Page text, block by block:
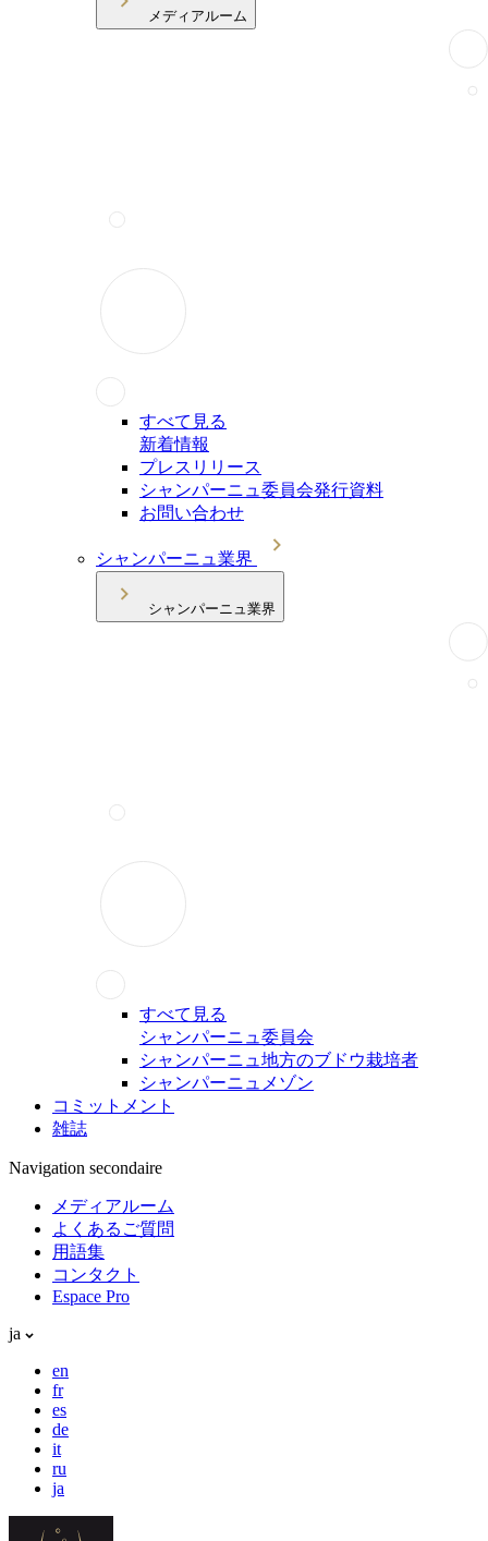
メディアルーム
すべて見る
新着情報
プレスリリース
シャンパーニュ委員会発行資料
お問い合わせ
シャンパーニュ業界
シャンパーニュ業界
すべて見る
シャンパーニュ委員会
シャンパーニュ地方のブドウ栽培者
シャンパーニュメゾン
コミットメント
雑誌
Navigation secondaire
メディアルーム
よくあるご質問
用語集
コンタクト
Espace Pro
ja
en
fr
es
de
it
ru
ja